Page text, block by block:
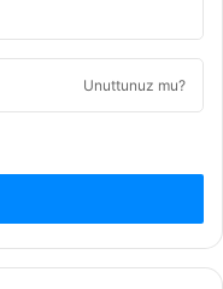
Unuttunuz mu?